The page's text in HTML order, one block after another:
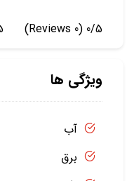
0/5
(0 Reviews)
ویژگی ها
آب
برق